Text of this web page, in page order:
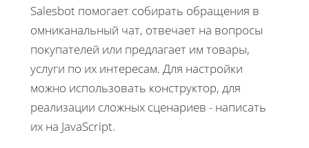
Salesbot помогает собирать обращения в
омниканальный чат, отвечает на вопросы
покупателей или предлагает им товары,
услуги по их интересам. Для настройки
можно использовать конструктор, для
реализации сложных сценариев - написать
их на JavaScript.